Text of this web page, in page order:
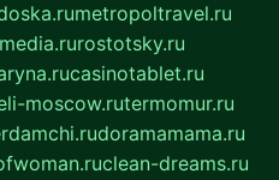
metropoltravel.ru
rostotsky.ru
casinotablet.ru
moscow.rutermomur.ru
doramamama.ru
clean-dreams.ru